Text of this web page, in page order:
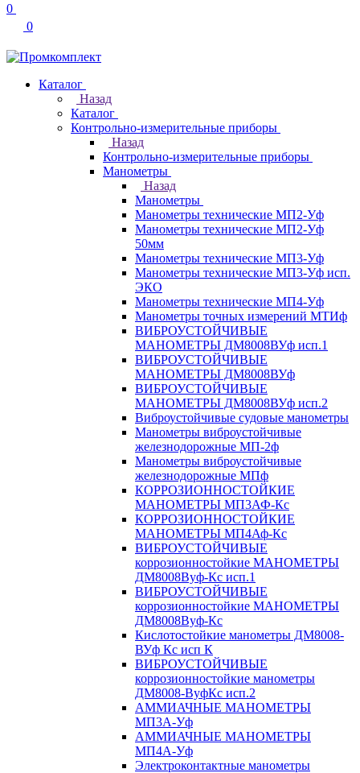
0
0
Каталог
Назад
Каталог
Контрольно-измерительные приборы
Назад
Контрольно-измерительные приборы
Манометры
Назад
Манометры
Манометры технические МП2-Уф
Манометры технические МП2-Уф
50мм
Манометры технические МП3-Уф
Манометры технические МП3-Уф исп.
ЭКО
Манометры технические МП4-Уф
Манометры точных измерений МТИф
ВИБРОУСТОЙЧИВЫЕ
МАНОМЕТРЫ ДМ8008ВУф исп.1
ВИБРОУСТОЙЧИВЫЕ
МАНОМЕТРЫ ДМ8008ВУф
ВИБРОУСТОЙЧИВЫЕ
МАНОМЕТРЫ ДМ8008ВУф исп.2
Виброустойчивые судовые манометры
Манометры виброустойчивые
железнодорожные МП-2ф
Манометры виброустойчивые
железнодорожные МПф
КОРРОЗИОННОСТОЙКИЕ
МАНОМЕТРЫ МП3АФ-Кс
КОРРОЗИОННОСТОЙКИЕ
МАНОМЕТРЫ МП4Аф-Кс
ВИБРОУСТОЙЧИВЫЕ
коррозионностойкие МАНОМЕТРЫ
ДМ8008Вуф-Кс исп.1
ВИБРОУСТОЙЧИВЫЕ
коррозионностойкие МАНОМЕТРЫ
ДМ8008Вуф-Кс
Кислотостойкие манометры ДМ8008-
ВУф Кс исп К
ВИБРОУСТОЙЧИВЫЕ
коррозионностойкие манометры
ДМ8008-ВуфКс исп.2
АММИАЧНЫЕ МАНОМЕТРЫ
МП3А-Уф
АММИАЧНЫЕ МАНОМЕТРЫ
МП4А-Уф
Электроконтактные манометры